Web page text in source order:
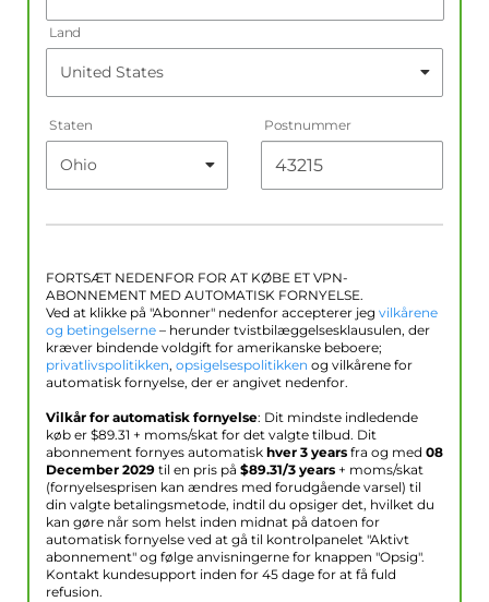
Land
Staten Postnummer
FORTSÆT NEDENFOR FOR AT KØBE ET VPN-
ABONNEMENT MED AUTOMATISK FORNYELSE.
Ved at klikke på "Abonner" nedenfor accepterer jeg vilkårene
og betingelserne – herunder tvistbilæggelsesklausulen, der
kræver bindende voldgift for amerikanske beboere;
privatlivspolitikken, opsigelsespolitikken og vilkårene for
automatisk fornyelse, der er angivet nedenfor.
Vilkår for automatisk fornyelse: Dit mindste indledende
køb er $89.31 + moms/skat for det valgte tilbud. Dit
abonnement fornyes automatisk hver 3 years fra og med 08
December 2029 til en pris på $89.31/3 years + moms/skat
(fornyelsesprisen kan ændres med forudgående varsel) til
din valgte betalingsmetode, indtil du opsiger det, hvilket du
kan gøre når som helst inden midnat på datoen for
automatisk fornyelse ved at gå til kontrolpanelet "Aktivt
abonnement" og følge anvisningerne for knappen "Opsig".
Kontakt kundesupport inden for 45 dage for at få fuld
refusion.